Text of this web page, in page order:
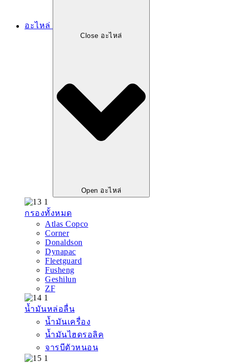
อะไหล่
Close อะไหล่
Open อะไหล่
กรองทั้งหมด
Atlas Copco
Corner
Donaldson
Dynapac
Fleetguard
Fusheng
Geshilun
ZF
น้ำมันหล่อลื่น
น้ำมันเครื่อง
น้ำมันไฮดรอลิค
จารบีตัวหนอน